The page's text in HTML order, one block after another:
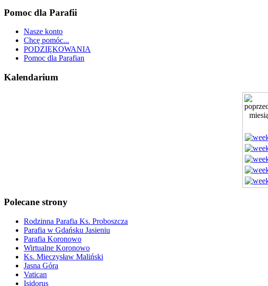
Pomoc dla Parafii
Nasze konto
Chcę pomóc...
PODZIĘKOWANIA
Pomoc dla Parafian
Kalendarium
Polecane strony
Rodzinna Parafia Ks. Proboszcza
Parafia w Gdańsku Jasieniu
Parafia Koronowo
Wirtualne Koronowo
Ks. Mieczysław Maliński
Jasna Góra
Vatican
Isidorus